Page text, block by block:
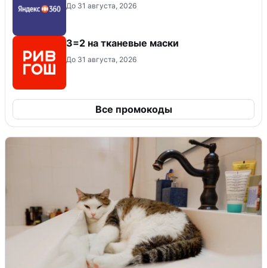
До 31 августа, 2026
3=2 на тканевые маски
До 31 августа, 2026
Все промокоды